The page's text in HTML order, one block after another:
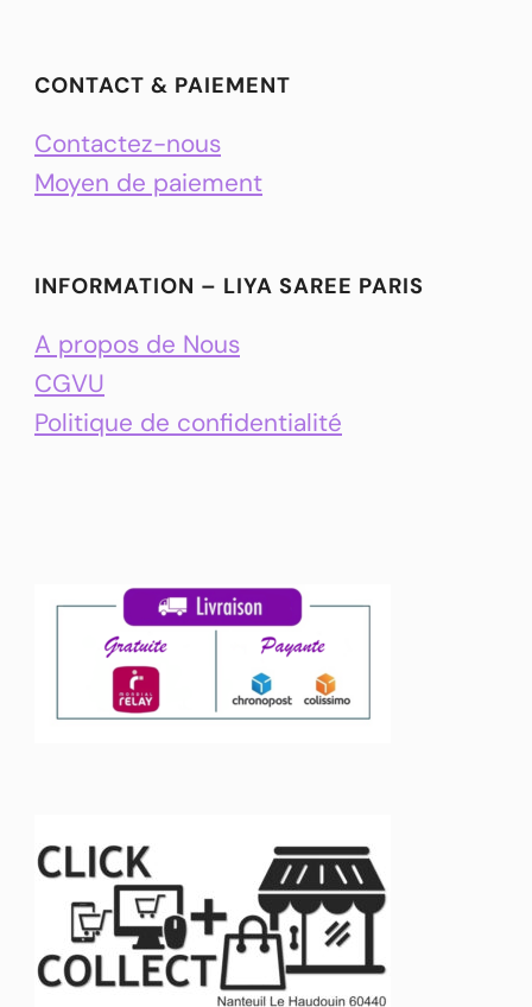
CONTACT & PAIEMENT
Contactez-nous
Moyen de paiement
INFORMATION – LIYA SAREE PARIS
A propos de Nous
CGVU
Politique de confidentialité